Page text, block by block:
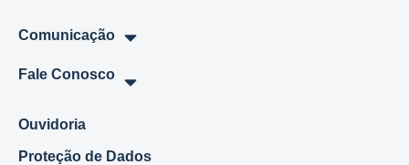
Comunicação
Fale Conosco
Ouvidoria
Proteção de Dados